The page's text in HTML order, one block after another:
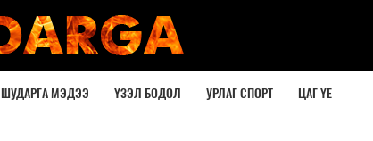
ШУДАРГА МЭДЭЭ ҮЗЭЛ БОДОЛ УРЛАГ СПОРТ ЦАГ ҮЕ